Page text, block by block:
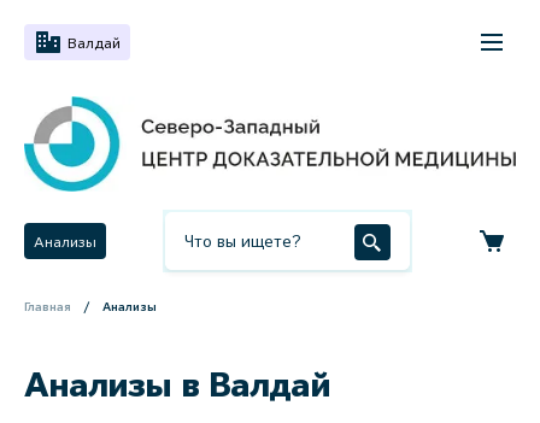
Валдай
Анализы
Главная Анализы
Анализы в Валдай